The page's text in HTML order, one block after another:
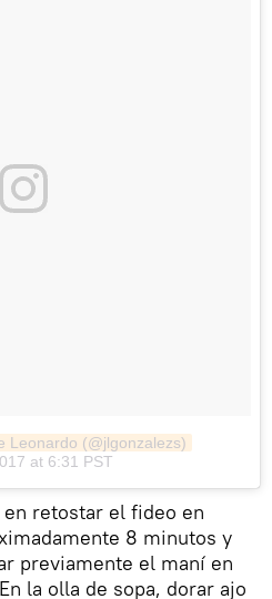
Leonardo (@jlgonzalezs)
at 6:31 PST
retostar el fideo en
8 minutos y
previamente el maní en
la olla de sopa, dorar ajo